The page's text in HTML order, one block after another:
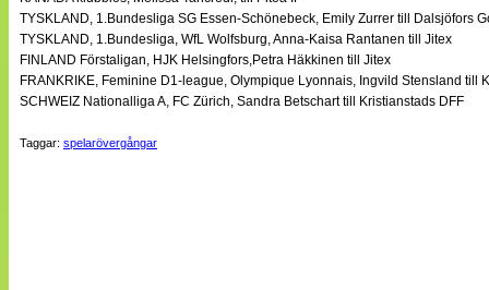
TYSKLAND, 1.Bundesliga SG Essen-Schönebeck, Emily Zurrer till Dalsjöfors
TYSKLAND, 1.Bundesliga, WfL Wolfsburg, Anna-Kaisa Rantanen till Jitex
FINLAND Förstaligan, HJK Helsingfors,Petra Häkkinen till Jitex
FRANKRIKE, Feminine D1-league, Olympique Lyonnais, Ingvild Stensland till
SCHWEIZ Nationalliga A, FC Zürich, Sandra Betschart till Kristianstads DFF
Taggar: spelarövergångar